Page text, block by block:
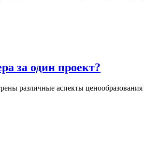
за один проект?
различные аспекты